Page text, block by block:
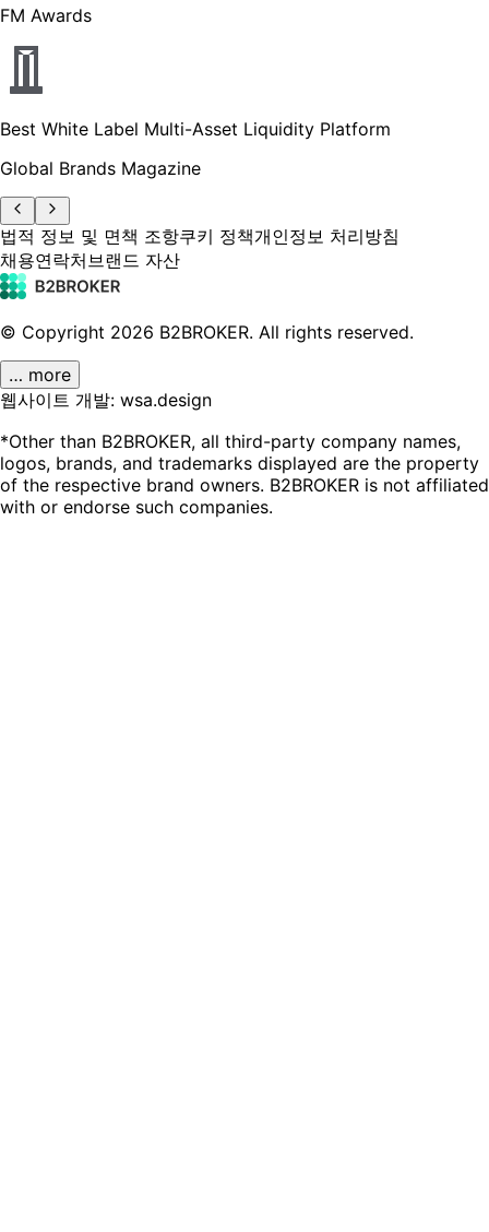
FM Awards
Best White Label Multi-Asset Liquidity Platform
Global Brands Magazine
법적 정보 및 면책 조항쿠키 정책개인정보 처리방침
채용연락처 브랜드 자산
© Copyright 2026 B2BROKER. All rights reserved.
… more
웹사이트 개발: wsa.design
*Other than B2BROKER, all third-party company names,
logos, brands, and trademarks displayed are the property
of the respective brand owners. B2BROKER is not affiliated
with or endorse such companies.